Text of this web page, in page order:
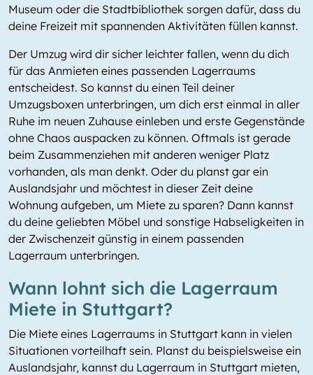
Museum oder die Stadtbibliothek sorgen dafür, dass du
deine Freizeit mit spannenden Aktivitäten füllen kannst.
Der Umzug wird dir sicher leichter fallen, wenn du dich
für das Anmieten eines passenden Lagerraums
entscheidest. So kannst du einen Teil deiner
Umzugsboxen unterbringen, um dich erst einmal in aller
Ruhe im neuen Zuhause einleben und erste Gegenstände
ohne Chaos auspacken zu können. Oftmals ist gerade
beim Zusammenziehen mit anderen weniger Platz
vorhanden, als man denkt. Oder du planst gar ein
Auslandsjahr und möchtest in dieser Zeit deine
Wohnung aufgeben, um Miete zu sparen? Dann kannst
du deine geliebten Möbel und sonstige Habseligkeiten in
der Zwischenzeit günstig in einem passenden
Lagerraum unterbringen.
Wann lohnt sich die Lagerraum
Miete in Stuttgart?
Die Miete eines Lagerraums in Stuttgart kann in vielen
Situationen vorteilhaft sein. Planst du beispielsweise ein
Auslandsjahr, kannst du Lagerraum in Stuttgart mieten,